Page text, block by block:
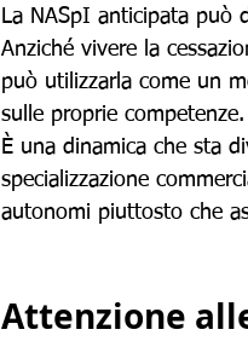
La NASpI anticipata può
Anziché vivere la
può utilizzarla come un
sulle proprie competenze.
È una dinamica che sta
specializzazione
autonomi piuttosto che
Attenzione